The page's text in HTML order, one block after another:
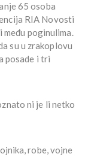
65 osoba
RIA Novosti
poginulima.
su u zrakoplovu
posade i tri
ni je li netko
robe, vojne